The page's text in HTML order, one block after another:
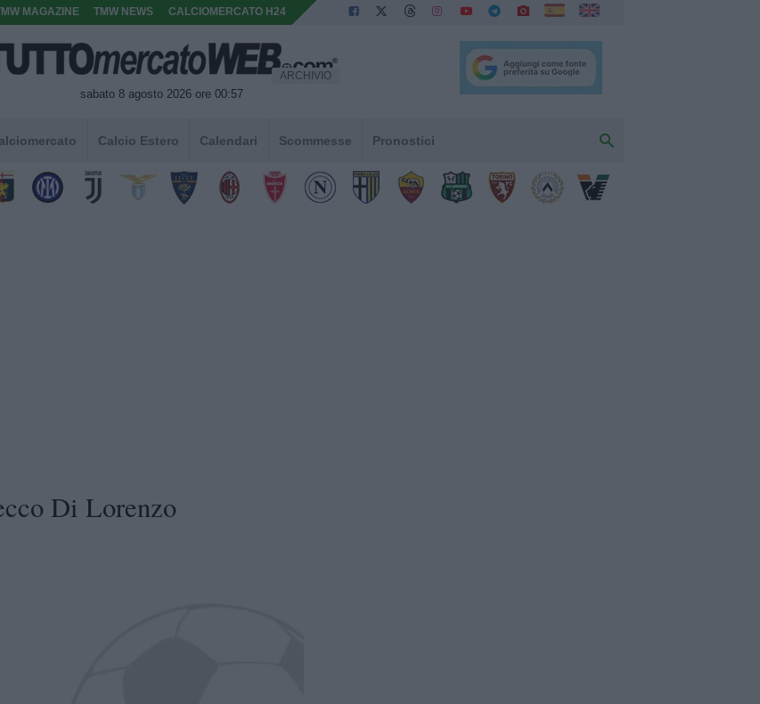
MAGAZINE TMW NEWS CALCIOMERCATO H24
sabato 8 agosto 2026 ore 00:57
ARCHIVIO
Calcio Estero Calendari Scommesse Pronostici
Di Lorenzo